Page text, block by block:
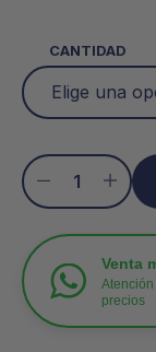
CANTIDAD
Venta
precios